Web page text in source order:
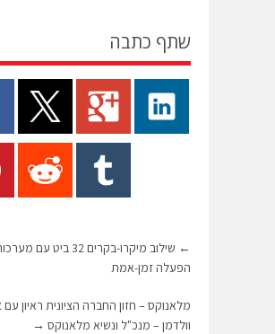
שתף כתבה
←
שילוב מיקרו-בקרים 32 ביט עם
הפעלה זמן-אמת
מלאנוקס – חזון החברה הציונית ראיון עם
וולדמן – מנכ"ל ונשיא מלאנוקס →